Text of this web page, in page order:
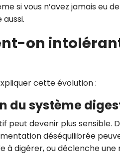
si vous n’avez jamais
on
cette évolution :
du système
peut devenir plus sensible.
déséquilibrée
à digérer, ou déclenche